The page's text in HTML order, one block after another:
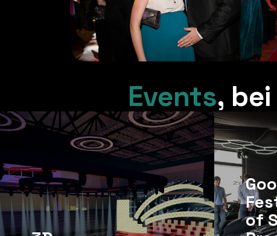
Events,
of